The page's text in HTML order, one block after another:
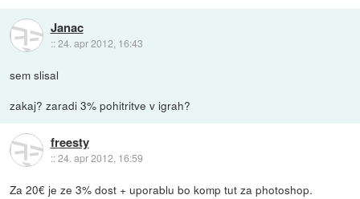
Janac
::24. apr 2012, 16:43
sem slisal
zakaj? zaradi 3% pohitritve v igrah?
freesty
::24. apr 2012, 16:59
Za 20€ je ze 3% dost + uporablu bo komp tut za photoshop.